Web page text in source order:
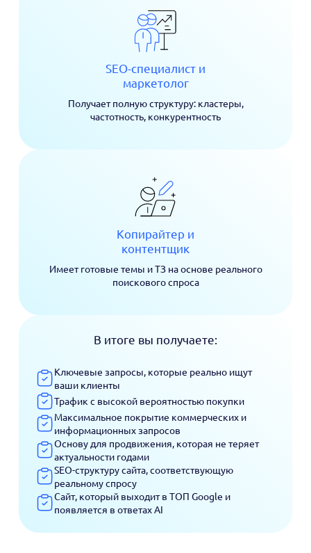
SEO-специалист и
маркетолог
Получает полную структуру: кластеры,
частотность, конкурентность
Копирайтер и
контентщик
Имеет готовые темы и ТЗ на основе реального
поискового спроса
В итоге вы получаете:
Ключевые запросы, которые реально ищут
ваши клиенты
Трафик с высокой вероятностью покупки
Максимальное покрытие коммерческих и
информационных запросов
Основу для продвижения, которая не теряет
актуальности годами
SEO-структуру сайта, соответствующую
реальному спросу
Сайт, который выходит в ТОП Google и
появляется в ответах AI